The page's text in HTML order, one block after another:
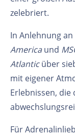
zelebriert.
In Anlehnung
Americaund
Atlanticüber
mit eigener
Erlebnissen,
Für